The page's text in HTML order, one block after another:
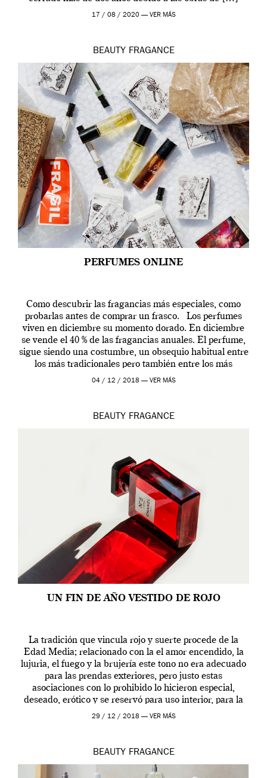
17 / 08 / 2020 — VER MÁS
BEAUTY FRAGANCE
PERFUMES ONLINE
Como descubrir las fragancias más especiales, como
probarlas antes de comprar un frasco. Los perfumes
viven en diciembre su momento dorado. En diciembre
se vende el 40 % de las fragancias anuales. El perfume,
sigue siendo una costumbre, un obsequio habitual entre
los más tradicionales pero también entre los más
modernos. Estos días ha […]
04 / 12 / 2018 — VER MÁS
BEAUTY FRAGANCE
UN FIN DE AÑO VESTIDO DE ROJO
La tradición que vincula rojo y suerte procede de la
Edad Media; relacionado con la el amor encendido, la
lujuria, el fuego y la brujería este tono no era adecuado
para las prendas exteriores, pero justo estas
asociaciones con lo prohibido lo hicieron especial,
deseado, erótico y se reservó para uso interior, para la
ropa […]
29 / 12 / 2018 — VER MÁS
BEAUTY FRAGANCE